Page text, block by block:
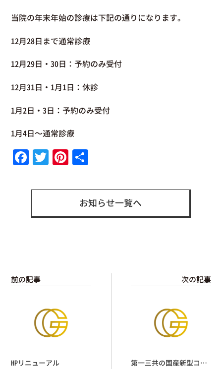
当院の年末年始の診療は下記の通りになります。
12月28日まで通常診療
12月29日・30日：予約のみ受付
12月31日・ 1月1日：休診
1月2日・3日：予約のみ受付
1月4日～通常診療
Facebook
TwitterPinterest
お知らせ一覧へ
前の記事
HPリニューアル
次の記事
第一三共の国産新型コロ